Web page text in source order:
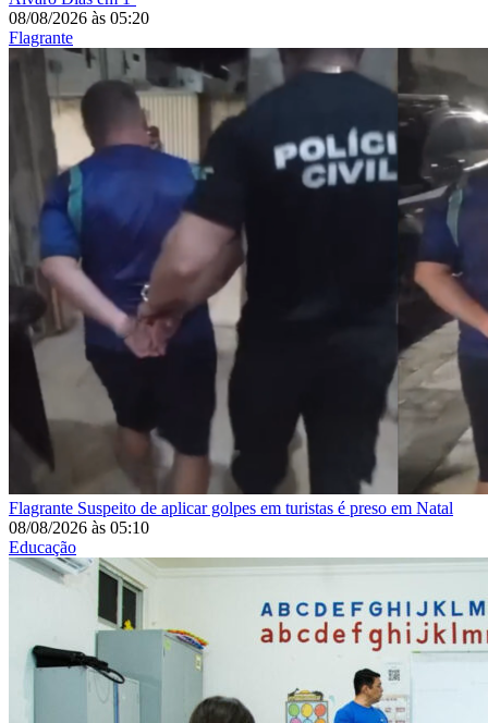
08/08/2026 às 05:20
Flagrante
Flagrante Suspeito de aplicar golpes em turistas é preso em Natal
08/08/2026 às 05:10
Educação